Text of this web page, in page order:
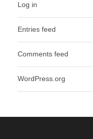
Log in
Entries feed
Comments feed
WordPress.org